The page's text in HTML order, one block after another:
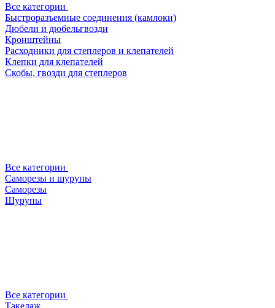
Все категории
Быстроразъемные соединения (камлоки)
Дюбели и дюбельгвозди
Кронштейны
Расходники для степлеров и клепателей
Клепки для клепателей
Скобы, гвозди для степлеров
Все категории
Саморезы и шурупы
Саморезы
Шурупы
Все категории
Такелаж